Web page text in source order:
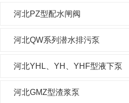
河北PZ型配水闸阀
河北QW系列潜水排污泵
河北YHL、YH、YHF型液下泵
河北GMZ型渣浆泵